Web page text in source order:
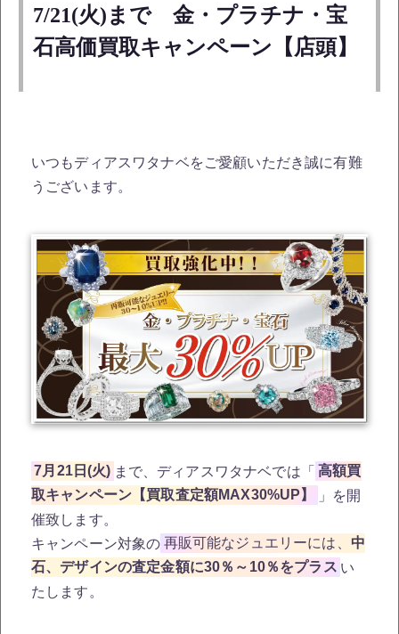
7/21(火)まで 金・プラチナ・宝
石高価買取キャンペーン【店頭】
いつもディアスワタナベをご愛顧いただき誠に有難
うございます。
7月21日(火) まで、ディアスワタナベでは「 高額買
取キャンペーン【買取査定額MAX30%UP】
」を開
催致します。
キャンペーン対象の 再販可能なジュエリーには、 中
石、デザインの査定金額に30％～10％をプラス い
たします。